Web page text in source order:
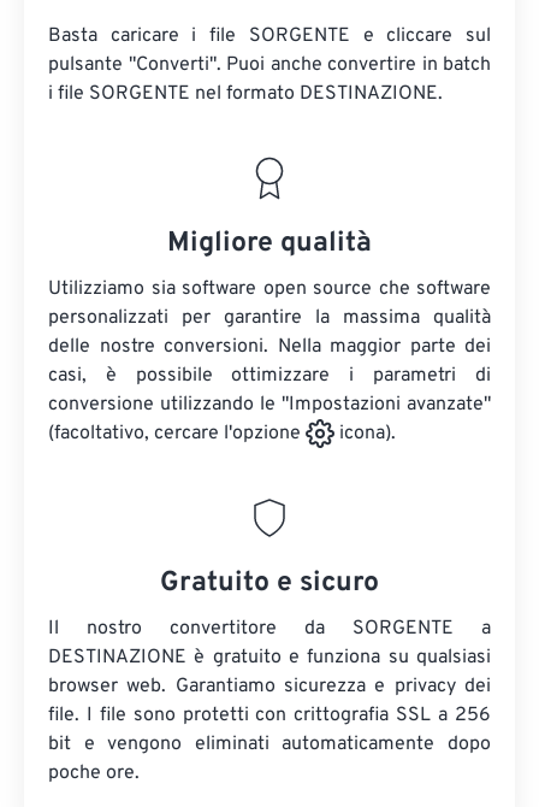
Basta caricare i file SORGENTE e cliccare sul
pulsante "Converti". Puoi anche convertire in batch
i file SORGENTE nel formato DESTINAZIONE.
Migliore qualità
Utilizziamo sia software open source che software
personalizzati per garantire la massima qualità
delle nostre conversioni. Nella maggior parte dei
casi, è possibile ottimizzare i parametri di
conversione utilizzando le "Impostazioni avanzate"
(facoltativo, cercare l'opzione
icona).
Gratuito e sicuro
Il nostro convertitore da SORGENTE a
DESTINAZIONE è gratuito e funziona su qualsiasi
browser web. Garantiamo sicurezza e privacy dei
file. I file sono protetti con crittografia SSL a 256
bit e vengono eliminati automaticamente dopo
poche ore.